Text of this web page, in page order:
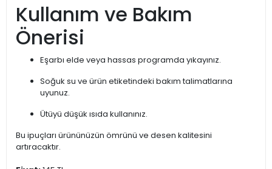
Kullanım ve Bakım
Önerisi
Eşarbı elde veya hassas programda yıkayınız.
Soğuk su ve ürün etiketindeki bakım talimatlarına
uyunuz.
Ütüyü düşük ısıda kullanınız.
Bu ipuçları ürününüzün ömrünü ve desen kalitesini
artıracaktır.